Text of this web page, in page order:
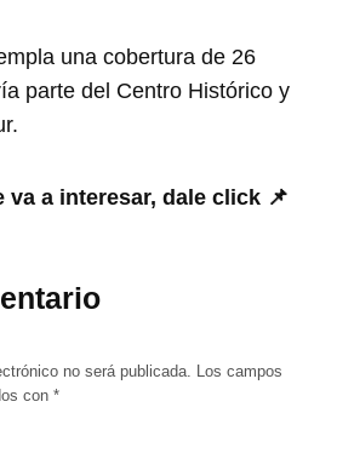
una cobertura de 26
parte del Centro Histórico y
va a interesar, dale click 📌
no será publicada. Los campos
con*